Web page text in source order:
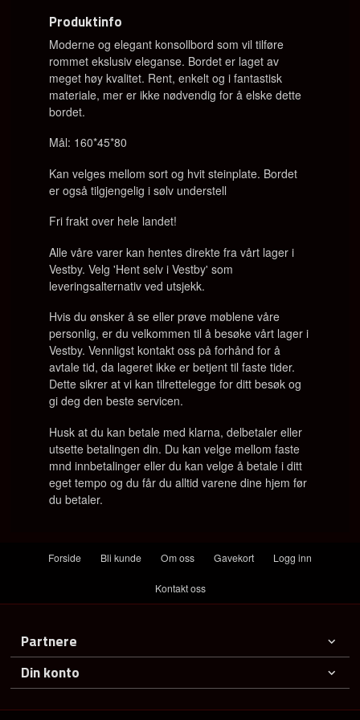
Produktinfo
Moderne og elegant konsollbord som vil tilføre
rommet ekslusiv eleganse. Bordet er laget av
meget høy kvalitet. Rent, enkelt og i fantastisk
materiale, mer er ikke nødvendig for å elske dette
bordet.
Mål: 160*45*80
Kan velges mellom sort og hvit steinplate. Bordet
er også tilgjengelig i sølv understell
Fri frakt over hele landet!
Alle våre varer kan hentes direkte fra vårt lager i
Vestby. Velg 'Hent selv i Vestby' som
leveringsalternativ ved utsjekk.
Hvis du ønsker å se eller prøve møblene våre
personlig, er du velkommen til å besøke vårt lager i
Vestby. Vennligst kontakt oss på forhånd for å
avtale tid, da lageret ikke er betjent til faste tider.
Dette sikrer at vi kan tilrettelegge for ditt besøk og
gi deg den beste servicen.
Husk at du kan betale med klarna, delbetaler eller
utsette betalingen din. Du kan velge mellom faste
mnd innbetalinger eller du kan velge å betale i ditt
eget tempo og du får du alltid varene dine hjem før
du betaler.
Forside Bli kunde Om oss Gavekort Logg inn
Kontakt oss
Partnere
Din konto